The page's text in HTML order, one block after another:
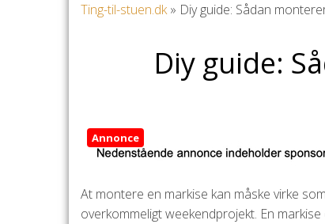
Ting-til-stuen.dk» Diy guide: Sådan
Diy guide:
Annonce
At montere en markise kan måske virke
overkommeligt weekendprojekt. En